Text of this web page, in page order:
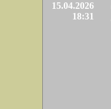
15.04.2026
18:31